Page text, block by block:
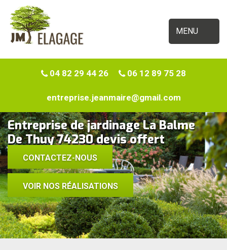
MENU
04 82 29 44 26 06 12 89 75 28
entreprise.jeanmaire@gmail.com
Entreprise de jardinage La Balme
De Thuy 74230 devis offert
CONTACTEZ-NOUS
VOIR NOS RÉALISATIONS